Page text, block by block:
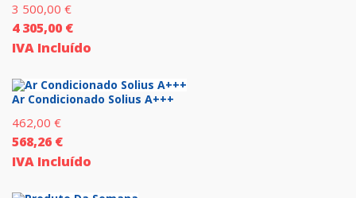
3 500,00 €
4 305,00 €
IVA Incluído
Ar Condicionado Solius A+++
462,00 €
568,26 €
IVA Incluído